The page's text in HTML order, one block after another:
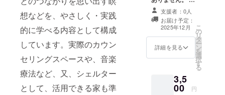
想などを、やさしく・実践
的に学べる内容として構成
しています。実際のカウン
セリングスペースや、音楽
療法など、又、シェルター
として、活用できる家も準
因に気
づく
ワーク
ブック
です。
いつも
故？起
きるの
ンナーチャイル
ド癒しテンプ
レート 心の傷に
気づき、根本原
因に気づくワー
クブックです。
うすれば改善で
きるのか？ 分か
支援者：0人
お届け予定：
2025年12月
詳細を見る
こ
の
リ
タ
ー
ン
を
選
択
す
る
3,5
00 円